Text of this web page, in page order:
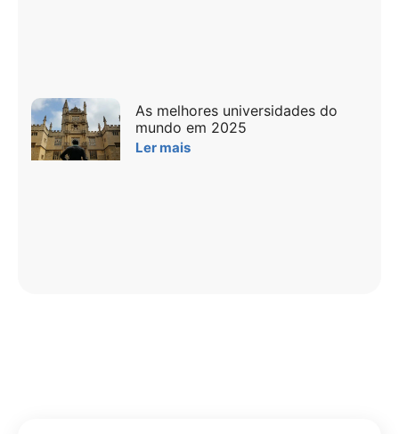
As melhores universidades do
mundo em 2025
Ler mais